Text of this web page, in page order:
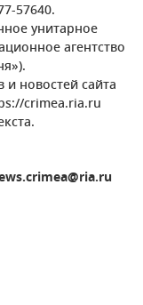
57640.
унитарное
агентство
новостей сайта
crimea.ria.ru